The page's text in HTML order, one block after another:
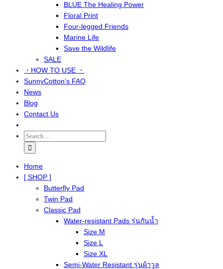
BLUE The Healing Power
Floral Print
Four-legged Friends
Marine Life
Save the Wildlife
SALE
・HOW TO USE ・
SunnyCotton’s FAQ
News
Blog
Contact Us
Home
[ SHOP ]
Butterfly Pad
Twin Pad
Classic Pad
Water-resistant Pads รุ่นกันน้ำ
Size M
Size L
Size XL
Semi-Water Resistant รุ่นผ้าวูล